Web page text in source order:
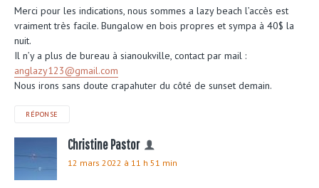
Merci pour les indications, nous sommes a lazy beach l’accès est
vraiment très facile. Bungalow en bois propres et sympa à 40$ la
nuit.
Il n’y a plus de bureau à sianoukville, contact par mail :
anglazy123@gmail.com
Nous irons sans doute crapahuter du côté de sunset demain.
RÉPONSE
Christine Pastor
12 mars 2022 à 11 h 51 min